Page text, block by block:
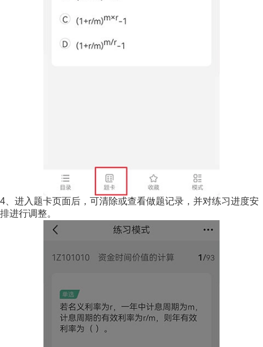
4、进入题卡页面后，可清除或查看做题记录，并对练习进度安
排进行调整。